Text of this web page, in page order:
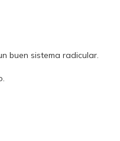
buen sistema radicular.